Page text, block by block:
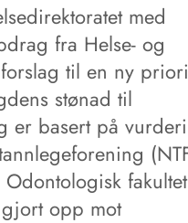
med
fra Helse- og
til en ny
stønad til
er basert på
opp mot